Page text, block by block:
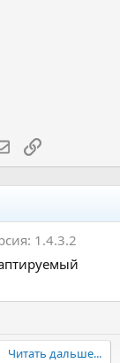
Электронная
Ссылка
1.4.3.2
Читать дальше...